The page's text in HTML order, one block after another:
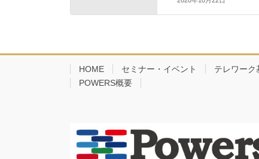
HOME セミナー・イベント テレワーク
POWERS概要